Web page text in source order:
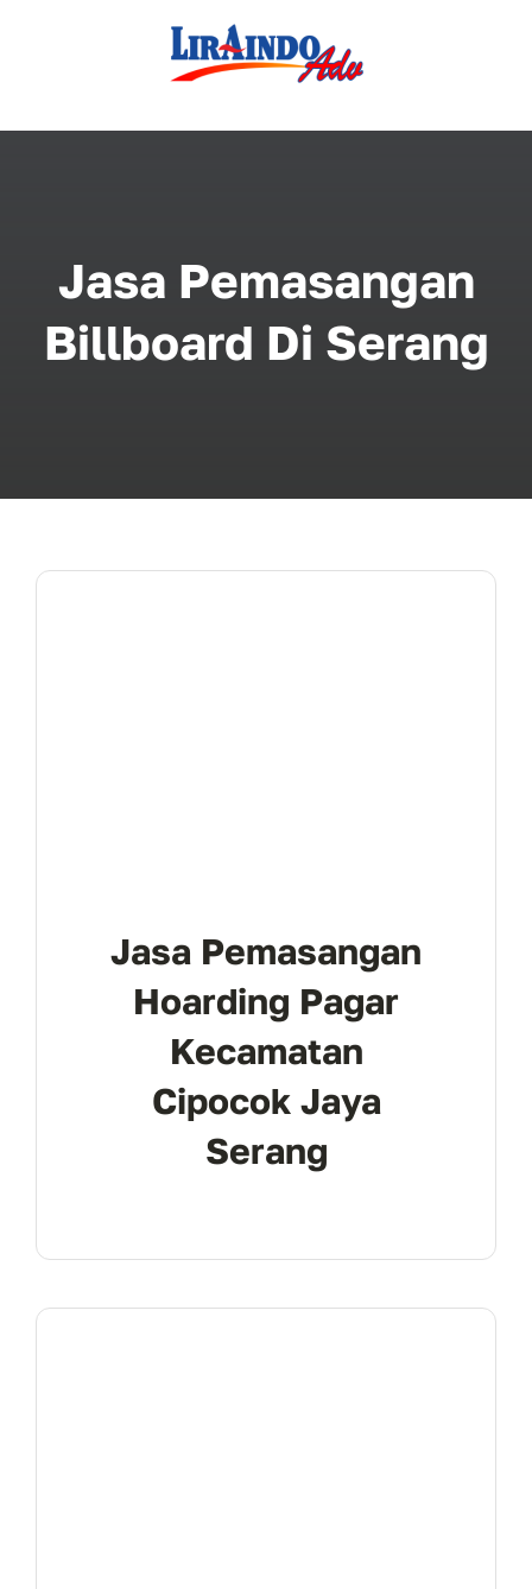
Jasa Pemasangan
Billboard Di Serang
Jasa Pemasangan
Hoarding Pagar
Kecamatan
Cipocok Jaya
Serang